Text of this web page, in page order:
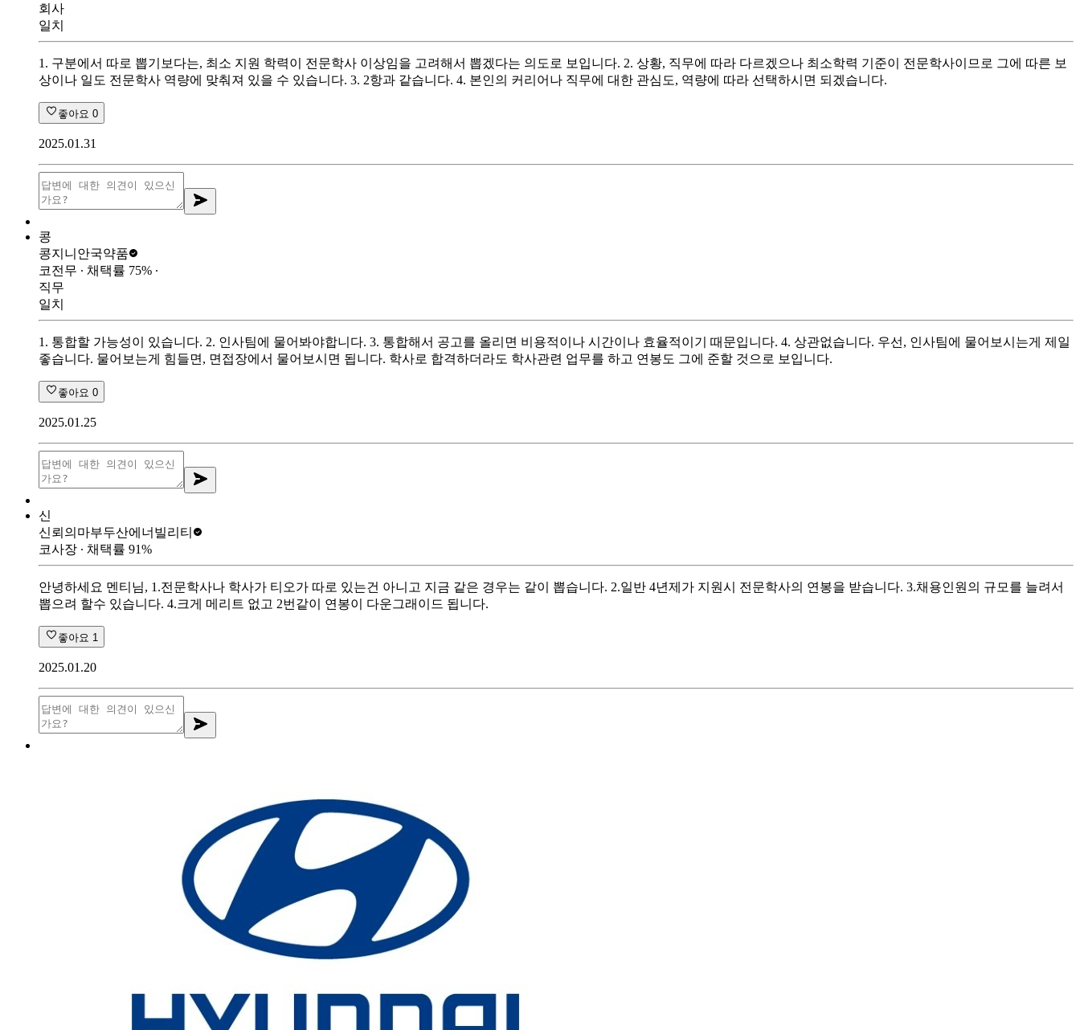
회사
일치
1. 구분에서 따로 뽑기보다는, 최소 지원 학력이 전문학사 이상임을 고려해서 뽑겠다는 의도로 보입니다. 2. 상황, 직무에 따라 다르겠으나 최소학력 기준이 전문학사이므로 그에 따른 보
상이나 일도 전문학사 역량에 맞춰져 있을 수 있습니다. 3. 2항과 같습니다. 4. 본인의 커리어나 직무에 대한 관심도, 역량에 따라 선택하시면 되겠습니다.
좋아요 0
2025.01.31
콩
콩지니 안국약품
코전무 ∙ 채택률 75% ∙
직무
일치
1. 통합할 가능성이 있습니다. 2. 인사팀에 물어봐야합니다. 3. 통합해서 공고를 올리면 비용적이나 시간이나 효율적이기 때문입니다. 4. 상관없습니다. 우선, 인사팀에 물어보시는게 제일
좋습니다. 물어보는게 힘들면, 면접장에서 물어보시면 됩니다. 학사로 합격하더라도 학사관련 업무를 하고 연봉도 그에 준할 것으로 보입니다.
좋아요 0
2025.01.25
신
신뢰의마부두산에너빌리티
코사장 ∙ 채택률 91%
안녕하세요 멘티님, 1.전문학사나 학사가 티오가 따로 있는건 아니고 지금 같은 경우는 같이 뽑습니다. 2.일반 4년제가 지원시 전문학사의 연봉을 받습니다. 3.채용인원의 규모를 늘려서
뽑으려 할수 있습니다. 4.크게 메리트 없고 2번같이 연봉이 다운그래이드 됩니다.
좋아요 1
2025.01.20